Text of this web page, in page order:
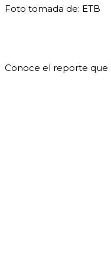
Foto tomada de: ETB
Conoce el reporte que